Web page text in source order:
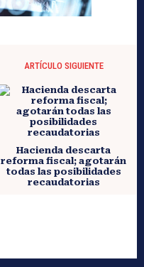
ARTÍCULO SIGUIENTE
Hacienda descarta
reforma fiscal; agotarán
todas las posibilidades
recaudatorias